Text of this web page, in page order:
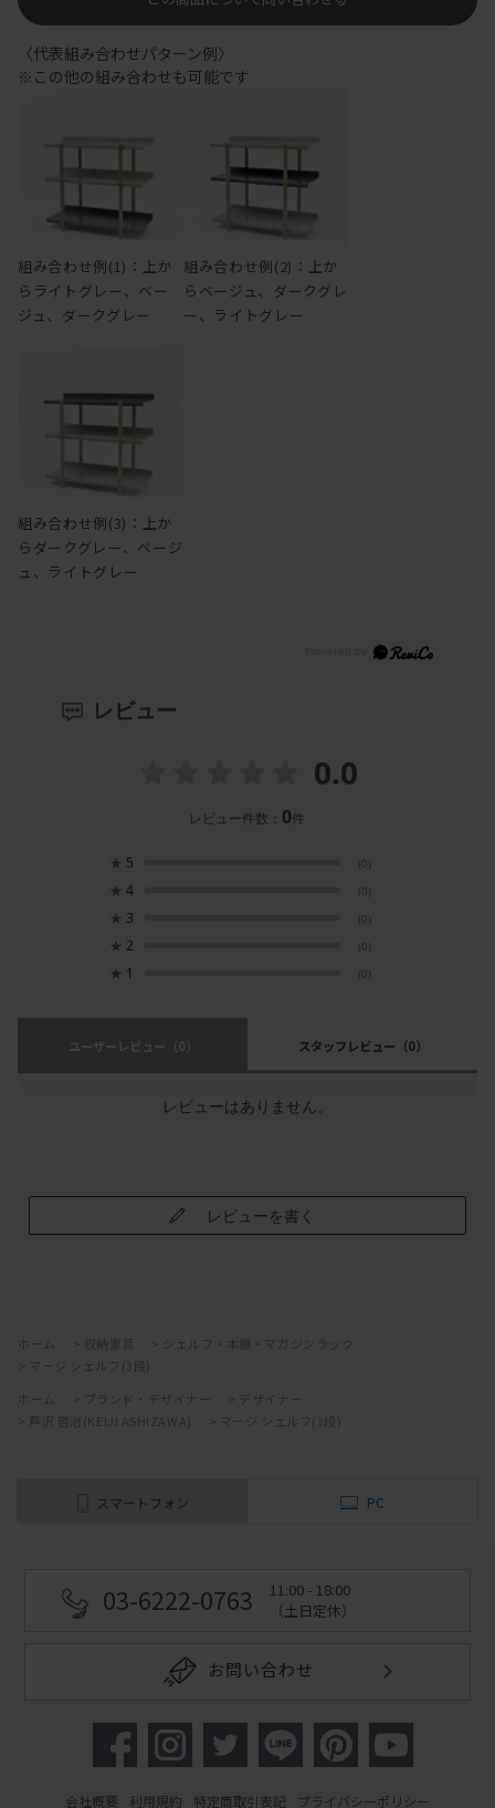
〈代表組み合わせパターン例〉
※この他の組み合わせも可能です
組み合わせ例(1)：上か
らライトグレー、ベー
ジュ、ダークグレー
組み合わせ例(2)：上か
らベージュ、ダークグレ
ー、ライトグレー
組み合わせ例(3)：上か
らダークグレー、ベージ
ュ、ライトグレー
レビュー
0.0
レビュー件数： 0件
★ 5 (0)
★ 4 (0)
★ 3 (0)
★ 2 (0)
★ 1 (0)
ユーザーレビュー （0） スタッフレビュー （0）
レビューはありません。
レビューを書く
ホーム 収納家具
シェルフ・本棚・マガジンラック
マージ シェルフ(3段)
ホーム
ブランド・デザイナー
デザイナー
芦沢 啓治(KEIJI ASHIZAWA) マージ シェルフ(3段)
スマートフォン PC
03-6222-0763
11:00 - 18:00
（土日定休）
お問い合わせ
会社概要 利用規約 特定商取引表記 プライバシーポリシー